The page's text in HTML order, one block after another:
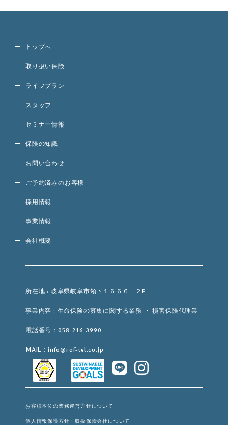
トップへ
取り扱い保険
ライフプラン
スタッフ
セミナー情報
保険の知識
お問い合わせ
ご予約済みのお客様
採用情報
事業情報
会社概要
所在地 : 岐阜県岐阜市領下１６６６ ２F
事業内容 : 生命保険の募集に関する業務 ・ 損害保険代理業
電話番号：058-216-3990
MAIL：info@raf-tel.co.jp
お客様本位の業務運営方針について
個人情報保護方針・取扱保険会社について